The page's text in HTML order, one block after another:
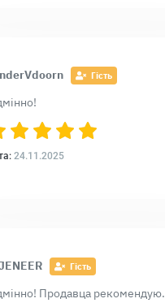
Гість
24.11.2025
Гість
Продавца рекомендую.